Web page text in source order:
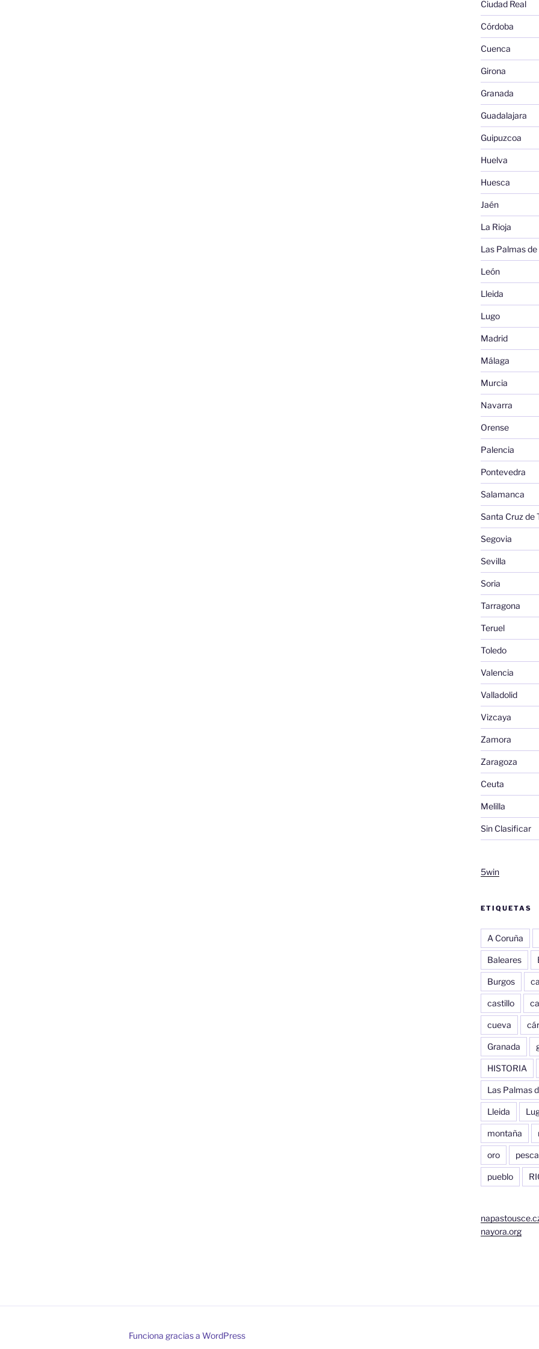
Ciudad Real
Córdoba
Cuenca
Girona
Granada
Guadalajara
Guipuzcoa
Huelva
Huesca
Jaén
La Rioja
Las Palmas
León
Lleida
Lugo
Madrid
Málaga
Murcia
Navarra
Orense
Palencia
Pontevedra
Salamanca
Santa Cruz de
Segovia
Sevilla
Soria
Tarragona
Teruel
Toledo
Valencia
Valladolid
Vizcaya
Zamora
Zaragoza
Ceuta
Melilla
Sin Clasificar
5win
ETIQUETAS
A Coruña
Baleares
Burgos
castillo
cueva
Granada
HISTORIA
Las Palmas
Lleida
montaña
oro pesca
pueblo
nayora.org
Funciona gracias a WordPress